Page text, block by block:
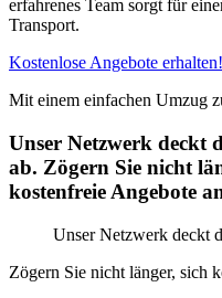
erfahrenes Team sorgt für
Transport.
Kostenlose Angebote erhalten!
Mit einem einfachen Umzug
Unser Netzwerk deckt
ab. Zögern Sie nicht
kostenfreie Angebote
Unser Netzwerk deckt
Zögern Sie nicht länger, sich